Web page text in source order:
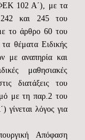
102 Α΄), με τα
και 245 του
το άρθρο 60 του
θέματα Ειδικής
με αναπηρία και
μαθησιακές
διατάξεις του
με τη παρ.2 του
λόγος για
Απόφαση